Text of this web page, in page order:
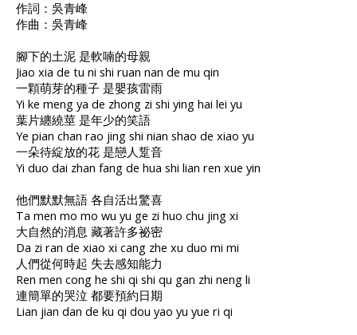
作詞：吳青峰
作曲：吳青峰
腳下的土泥 是軟喃的母親
Jiao xia de tu ni shi ruan nan de mu qin
一顆萌芽的種子 是嬰孩雷雨
Yi ke meng ya de zhong zi shi ying hai lei yu
葉片纏繞莖 是年少的笑語
Ye pian chan rao jing shi nian shao de xiao yu
一朵待綻放的花 是戀人踅音
Yi duo dai zhan fang de hua shi lian ren xue yin
他們默默無語 各自活出驚喜
Ta men mo mo wu yu ge zi huo chu jing xi
大自然的消息 藏著許多祕密
Da zi ran de xiao xi cang zhe xu duo mi mi
人們從何時起 失去感知能力
Ren men cong he shi qi shi qu gan zhi neng li
連簡單的哭泣 都要預約日期
Lian jian dan de ku qi dou yao yu yue ri qi